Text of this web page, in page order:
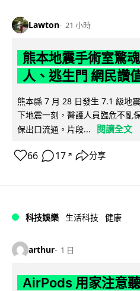
Lawton 21 小時
熊本地震手術室驚
人、逃生門 網民讚
熊本縣 7 月 28 日發生 7.1 級地
下地震一刻，醫護人員臨危不亂
保出口流通。片段...
閱讀全文
66 17 ↗ 分享
科技娛樂 生活科技 健康
arthur 1 日
AirPods 用家注意